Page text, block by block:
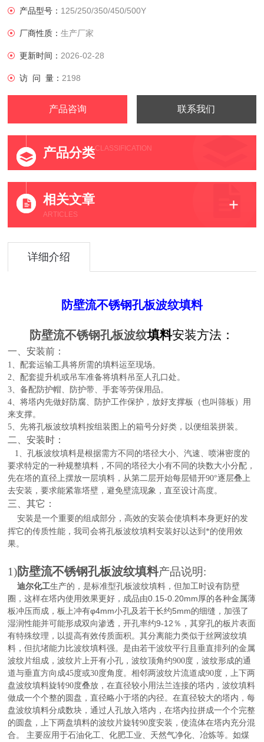
质面积。其分离能力类似于丝网波纹填料，但抗堵能力比波纹填
产品型号： 125/250/350/450/500Y
厂商性质：生产厂家
更新时间： 2026-02-28
访 问 量： 2198
产品咨询 联系我们
产品分类CLASSIFICATION
相关文章
ARTICLES
详细介绍
防壁流不锈钢孔板波纹填料
防壁流不锈钢孔板波纹填料安装方法：
一、安装前：
1、配套运输工具将所需的填料运至现场。
2、配套提升机或吊车准备将填料吊至人孔口处。
3、备配防护帽、防护带、手套等劳保用品。
4、将塔内先做好防腐、防护工作保护，放好支撑板（也叫筛板）用
来支撑。
5、先将孔板波纹填料按组装图上的箱号分好类，以便组装拼装。
二、安装时：
1、孔板波纹填料是根据需方不同的塔径大小、汽速、喷淋密度的
要求特定的一种规整填料，不同的塔径大小有不同的块数大小分配，
先在塔的直径上摆放一层填料，从第二层开始每层错开90°逐层叠上
去安装，要求能紧靠塔壁，避免壁流现象，直至设计高度。
三、其它：
安装是一个重要的组成部分，高效的安装会使填料本身更好的发
挥它的传质性能，我司会将孔板波纹填料安装好以达到*的使用效
果。
1)防壁流不锈钢孔板波纹填料产品说明:
迪尔化工生产的 ，是标准型孔板波纹填料，但加工时设有防壁
圈，这样在塔内使用效果更好，成品由0.15-0.20mm厚的各种金属薄
板冲压而成，板上冲有φ4mm小孔及若干长约5mm的细缝，加强了
湿润性能并可能形成双向渗透，开孔率约9-12％，其穿孔的板片表面
有特殊纹理，以提高有效传质面积。其分离能力类似于丝网波纹填
料，但抗堵能力比波纹填料强。是由若干波纹平行且垂直排列的金属
波纹片组成，波纹片上开有小孔，波纹顶角约900度 ，波纹形成的通
道与垂直方向成45度或30度角度。相邻两波纹片流道成90度 ，上下两
盘波纹填料旋转90度叠放，在直径较小用法兰连接的塔内，波纹填料
做成一个个整的圆盘，直径略小于塔的内径。在直径较大的塔内，每
盘波纹填料分成数块，通过人孔放入塔内，在塔内拉拼成一个个完整
的圆盘，上下两盘填料的波纹片旋转90度安装，使流体在塔内充分混
合。 主要应用于石油化工、化肥工业、天然气净化、冶炼等。如煤